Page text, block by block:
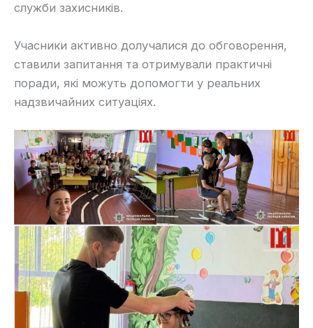
служби захисників.
Учасники активно долучалися до обговорення,
ставили запитання та отримували практичні
поради, які можуть допомогти у реальних
надзвичайних ситуаціях.